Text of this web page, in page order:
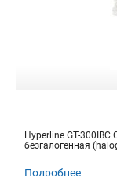
Hyperline GT-
безгалогенная
Подробнее